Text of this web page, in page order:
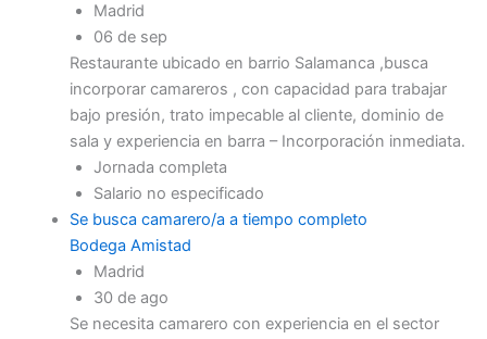
Madrid
06 de sep
Restaurante ubicado en barrio Salamanca ,busca
incorporar camareros , con capacidad para trabajar
bajo presión, trato impecable al cliente, dominio de
sala y experiencia en barra – Incorporación inmediata.
Jornada completa
Salario no especificado
Se busca camarero/a a tiempo completo
Bodega Amistad
Madrid
30 de ago
Se necesita camarero con experiencia en el sector